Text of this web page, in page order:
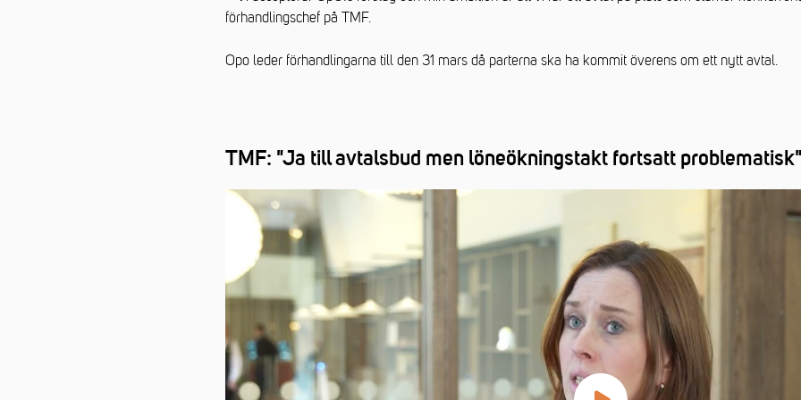
förhandlingschef på TMF.
Opo leder förhandlingarna till den 31 mars då parterna ska ha kommit överens om ett nytt avtal.
TMF: "Ja till avtalsbud men löneökningstakt fortsatt